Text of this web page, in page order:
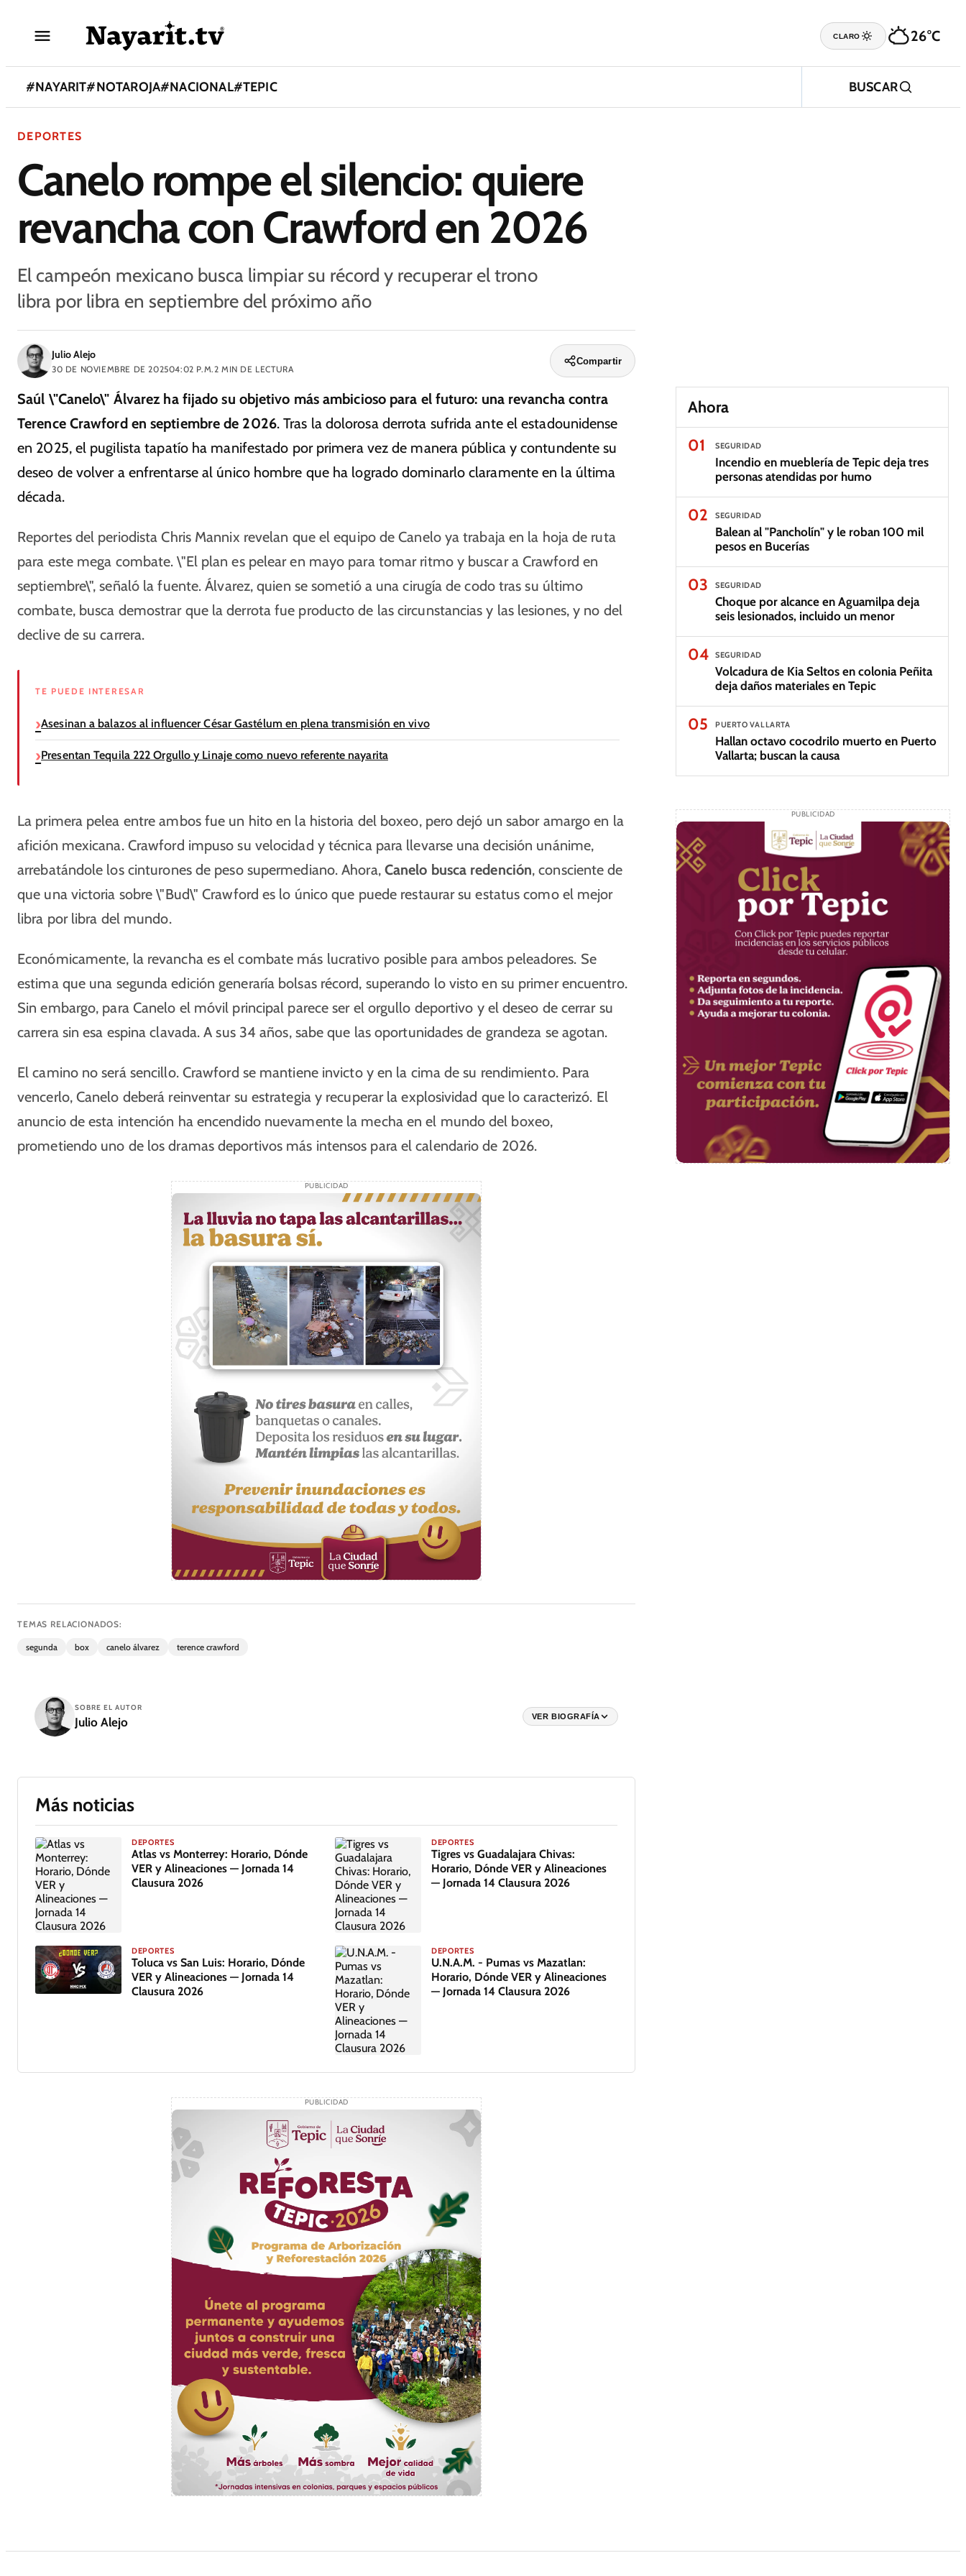
CLARO 26°C
#NAYARIT#NOTAROJA#NACIONAL#TEPIC BUSCAR
DEPORTES
Canelo rompe el silencio: quiere
revancha con Crawford en 2026
El campeón mexicano busca limpiar su récord y recuperar el trono
libra por libra en septiembre del próximo año
Julio Alejo
30 DE NOVIEMBRE DE 202504:02 P.M.2 MIN DE LECTURA
Compartir
Saúl \"Canelo\" Álvarez ha fijado su objetivo más ambicioso para el futuro: una revancha contra
Terence Crawford en septiembre de 2026. Tras la dolorosa derrota sufrida ante el estadounidense
en 2025, el pugilista tapatío ha manifestado por primera vez de manera pública y contundente su
deseo de volver a enfrentarse al único hombre que ha logrado dominarlo claramente en la última
década.​
Reportes del periodista Chris Mannix revelan que el equipo de Canelo ya trabaja en la hoja de ruta
para este mega combate. \"El plan es pelear en mayo para tomar ritmo y buscar a Crawford en
septiembre\", señaló la fuente. Álvarez, quien se sometió a una cirugía de codo tras su último
combate, busca demostrar que la derrota fue producto de las circunstancias y las lesiones, y no del
declive de su carrera.​
TE PUEDE INTERESAR
Asesinan a balazos al influencer César Gastélum en plena transmisión en vivo
Presentan Tequila 222 Orgullo y Linaje como nuevo referente nayarita
La primera pelea entre ambos fue un hito en la historia del boxeo, pero dejó un sabor amargo en la
afición mexicana. Crawford impuso su velocidad y técnica para llevarse una decisión unánime,
arrebatándole los cinturones de peso supermediano. Ahora, Canelo busca redención, consciente de
que una victoria sobre \"Bud\" Crawford es lo único que puede restaurar su estatus como el mejor
libra por libra del mundo.​
Económicamente, la revancha es el combate más lucrativo posible para ambos peleadores. Se
estima que una segunda edición generaría bolsas récord, superando lo visto en su primer encuentro.
Sin embargo, para Canelo el móvil principal parece ser el orgullo deportivo y el deseo de cerrar su
carrera sin esa espina clavada. A sus 34 años, sabe que las oportunidades de grandeza se agotan.​
El camino no será sencillo. Crawford se mantiene invicto y en la cima de su rendimiento. Para
vencerlo, Canelo deberá reinventar su estrategia y recuperar la explosividad que lo caracterizó. El
anuncio de esta intención ha encendido nuevamente la mecha en el mundo del boxeo,
prometiendo uno de los dramas deportivos más intensos para el calendario de 2026.​
PUBLICIDAD
TEMAS RELACIONADOS:
segunda box canelo álvarez terence crawford
SOBRE EL AUTOR
Julio Alejo VER BIOGRAFÍA
Más noticias
DEPORTES
Atlas vs Monterrey: Horario, Dónde
VER y Alineaciones — Jornada 14
Clausura 2026
DEPORTES
Tigres vs Guadalajara Chivas:
Horario, Dónde VER y Alineaciones
— Jornada 14 Clausura 2026
DEPORTES
Toluca vs San Luis: Horario, Dónde
VER y Alineaciones — Jornada 14
Clausura 2026
DEPORTES
U.N.A.M. - Pumas vs Mazatlan:
Horario, Dónde VER y Alineaciones
— Jornada 14 Clausura 2026
PUBLICIDAD
Ahora
01
SEGURIDAD
Incendio en mueblería de Tepic deja tres
personas atendidas por humo
02 SEGURIDAD
Balean al "Pancholín" y le roban 100 mil
pesos en Bucerías
03 SEGURIDAD
Choque por alcance en Aguamilpa deja
seis lesionados, incluido un menor
04 SEGURIDAD
Volcadura de Kia Seltos en colonia Peñita
deja daños materiales en Tepic
05 PUERTO VALLARTA
Hallan octavo cocodrilo muerto en Puerto
Vallarta; buscan la causa
PUBLICIDAD